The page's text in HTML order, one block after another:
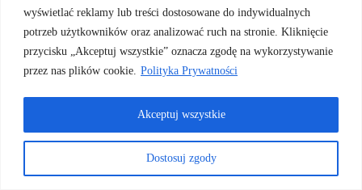
wyświetlać reklamy lub treści dostosowane do indywidualnych
potrzeb użytkowników oraz analizować ruch na stronie. Kliknięcie
przycisku „Akceptuj wszystkie” oznacza zgodę na wykorzystywanie
przez nas plików cookie. Polityka Prywatności
Dostosuj zgody
Akceptuj wszystkie
prawo do ograniczenia przetwarzania danych (możesz żądać,
abyśmy ograniczyli przetwarzanie danych wyłącznie do ich
przechowywania lub wykonywania uzgodnionych z Tobą
przetwarzamy je bezpodstawnie);
na podstawie prawnie uzasadnionego interesu; powinieneś
wskazać szczególną sytuację, która Twoim zdaniem uzasadnia
przestaniemy przetwarzać Twoje dane w tych celach, chyba
że wykażemy, że podstawy przetwarzania przez nas danych